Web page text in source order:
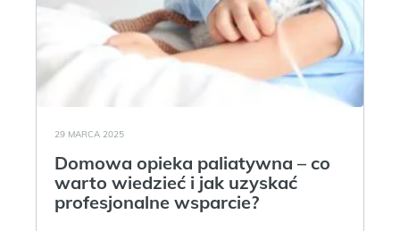
29 MARCA 2025
Domowa opieka paliatywna – co
warto wiedzieć i jak uzyskać
profesjonalne wsparcie?